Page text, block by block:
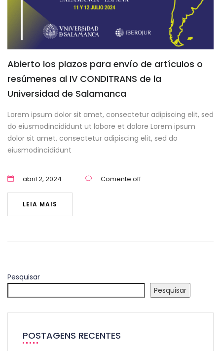
Abierto los plazos para envío de artículos o
resúmenes al IV CONDITRANS de la
Universidad de Salamanca
Lorem ipsum dolor sit amet, consectetur adipiscing elit, sed
do eiusmodincididunt ut labore et dolore Lorem ipsum
dolor sit amet, consectetur adipiscing elit, sed do
eiusmodincididunt
abril 2, 2024 Comente off
LEIA MAIS
Pesquisar
Pesquisar
POSTAGENS RECENTES